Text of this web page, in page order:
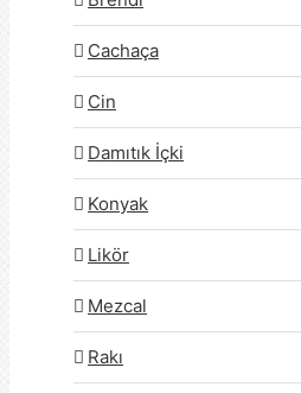
Cachaça
Cin
Damıtık İçki
Konyak
Likör
Mezcal
Rakı